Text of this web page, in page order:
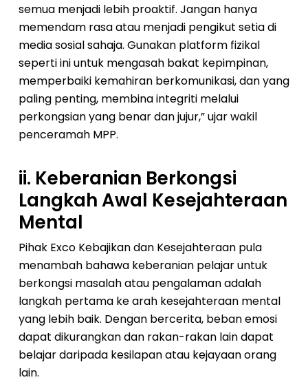
semua menjadi lebih proaktif. Jangan hanya
memendam rasa atau menjadi pengikut setia di
media sosial sahaja. Gunakan platform fizikal
seperti ini untuk mengasah bakat kepimpinan,
memperbaiki kemahiran berkomunikasi, dan yang
paling penting, membina integriti melalui
perkongsian yang benar dan jujur,” ujar wakil
penceramah MPP.
ii. Keberanian Berkongsi
Langkah Awal Kesejahteraan
Mental
Pihak Exco Kebajikan dan Kesejahteraan pula
menambah bahawa keberanian pelajar untuk
berkongsi masalah atau pengalaman adalah
langkah pertama ke arah kesejahteraan mental
yang lebih baik. Dengan bercerita, beban emosi
dapat dikurangkan dan rakan-rakan lain dapat
belajar daripada kesilapan atau kejayaan orang
lain.